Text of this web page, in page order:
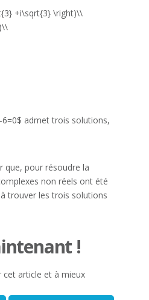
+i\sqrt{3} \right)\\
6=0$ admet trois solutions,
que, pour résoudre la
non réels ont été
trouver les trois solutions
!
cet article et à mieux